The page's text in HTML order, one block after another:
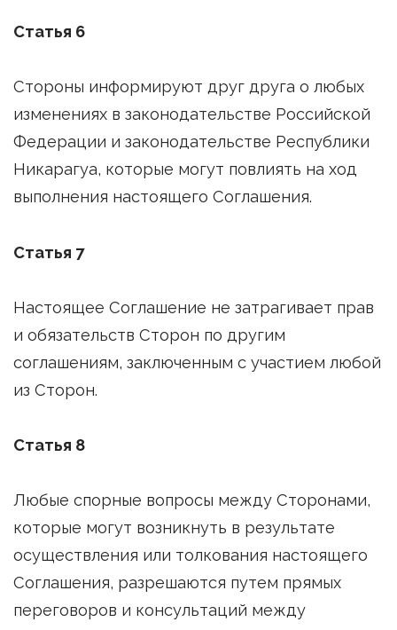
Статья 6
Стороны информируют друг друга о любых
изменениях в законодательстве Российской
Федерации и законодательстве Республики
Никарагуа, которые могут повлиять на ход
выполнения настоящего Соглашения.
Статья 7
Настоящее Соглашение не затрагивает прав
и обязательств Сторон по другим
соглашениям, заключенным с участием любой
из Сторон.
Статья 8
Любые спорные вопросы между Сторонами,
которые могут возникнуть в результате
осуществления или толкования настоящего
Соглашения, разрешаются путем прямых
переговоров и консультаций между